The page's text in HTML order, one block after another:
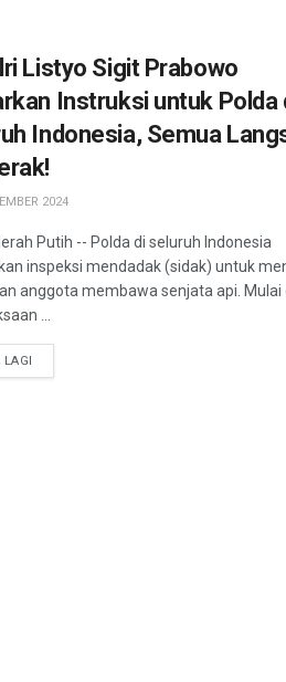
Listyo Sigit Prabowo
Instruksi untuk Polda
Indonesia, Semua
2024
Putih -- Polda di seluruh Indonesia
inspeksi mendadak (sidak) untuk
anggota membawa senjata api. Mulai
...
LAGI